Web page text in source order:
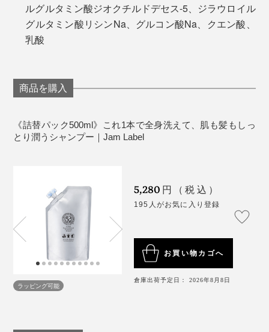
写真のブラシは『 Jam Label（ジャムレーベル）スカルプブラシ』
ルグルタミン酸ジオクチルドデセス-5、ジラウロイル
グルタミン酸リシンNa、グルコン酸Na、クエン酸、
乳酸
商品を購入
《詰替パック500ml》これ1本で全身洗えて、肌も髪もしっ
とり潤うシャンプー｜Jam Label
ラッピング可能
5,280 円（税込）
195人がお気に入り登録
お買い物カゴへ
倉庫出荷予定日： 2026年8月8日